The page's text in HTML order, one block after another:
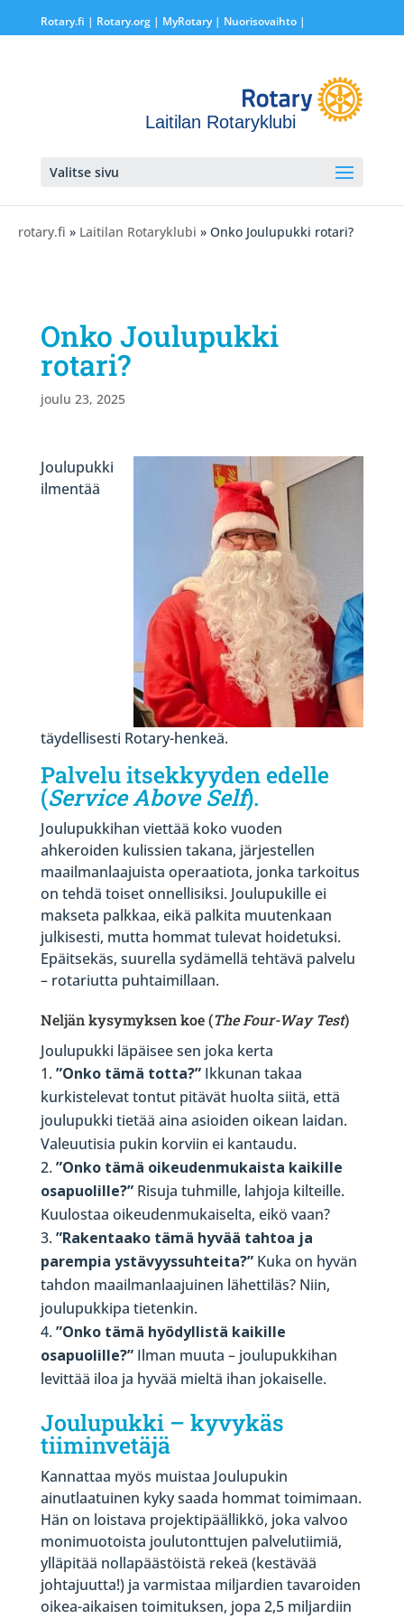
Rotary.fi | Rotary.org| MyRotary | Nuorisovaihto|
Laitilan Rotaryklubi
Valitse sivu
rotary.fi » Laitilan Rotaryklubi » Onko Joulupukki rotari?
Onko Joulupukki
rotari?
joulu 23, 2025
Joulupukki
ilmentää
täydellisesti Rotary-henkeä.
Palvelu itsekkyyden edelle
(Service Above Self).
Joulupukkihan viettää koko vuoden
ahkeroiden kulissien takana, järjestellen
maailmanlaajuista operaatiota, jonka tarkoitus
on tehdä toiset onnellisiksi. Joulupukille ei
makseta palkkaa, eikä palkita muutenkaan
julkisesti, mutta hommat tulevat hoidetuksi.
Epäitsekäs, suurella sydämellä tehtävä palvelu
– rotariutta puhtaimillaan.
Neljän kysymyksen koe(The Four-Way Test)
Joulupukki läpäisee sen joka kerta
”Onko tämä totta?” Ikkunan takaa
kurkistelevat tontut pitävät huolta siitä, että
joulupukki tietää aina asioiden oikean laidan.
Valeuutisia pukin korviin ei kantaudu.
”Onko tämä oikeudenmukaista kaikille
osapuolille?”Risuja tuhmille, lahjoja kilteille.
Kuulostaa oikeudenmukaiselta, eikö vaan?
”Rakentaako tämä hyvää tahtoa ja
parempia ystävyyssuhteita?”Kuka on hyvän
tahdon maailmanlaajuinen lähettiläs? Niin,
joulupukkipa tietenkin.
”Onko tämä hyödyllistä kaikille
osapuolille?”Ilman muuta – joulupukkihan
levittää iloa ja hyvää mieltä ihan jokaiselle.
Joulupukki – kyvykäs
tiiminvetäjä
Kannattaa myös muistaa Joulupukin
ainutlaatuinen kyky saada hommat toimimaan.
Hän on loistava projektipäällikkö, joka valvoo
monimuotoista joulutonttujen palvelutiimiä,
ylläpitää nollapäästöistä rekeä (kestävää
johtajuutta!) ja varmistaa miljardien tavaroiden
oikea-aikaisen toimituksen, jopa 2,5 miljardiin